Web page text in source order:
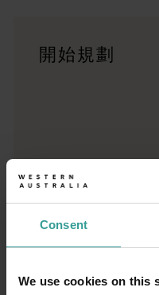
Consent
We use cookies on this
<p>準備好探索西澳州了嗎
開始規劃